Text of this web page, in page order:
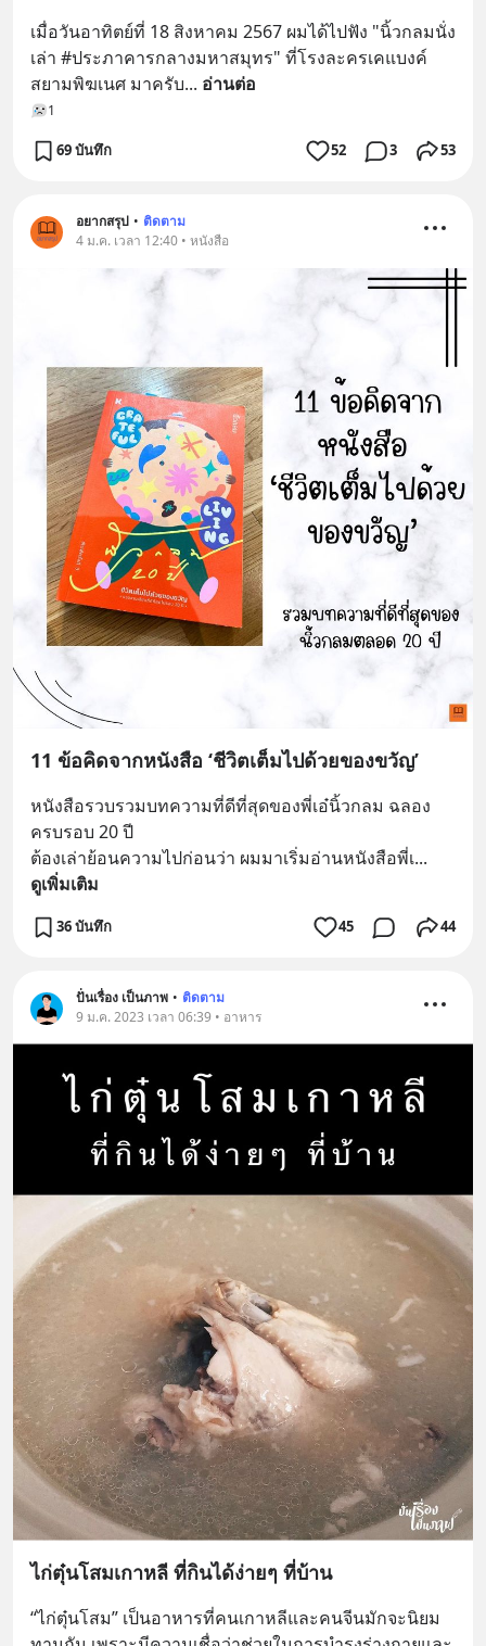
เมื่อวันอาทิตย์ที่ 18 สิงหาคม 2567 ผมได้ไปฟัง "นิ้วกลมนั่ง
เล่า #ประภาคารกลางมหาสมุทร" ที่โรงละครเคแบงค์
สยามพิฆเนศ มาครับ... อ่านต่อ
1
69 บันทึก 52 3 53
อยากสรุป • ติดตาม
4 ม.ค. เวลา 12:40 • หนังสือ
11 ข้อคิดจากหนังสือ ‘ชีวิตเต็มไปด้วยของขวัญ’
หนังสือรวบรวมบทความที่ดีที่สุดของพี่เอ๋นิ้วกลม ฉลอง
ครบรอบ 20 ปี
ต้องเล่าย้อนความไปก่อนว่า ผมมาเริ่มอ่านหนังสือพี่เ...
ดูเพิ่มเติม
36 บันทึก 45 44
ปั่นเรื่อง เป็นภาพ • ติดตาม
9 ม.ค. 2023 เวลา 06:39 • อาหาร
ไก่ตุ๋นโสมเกาหลี ที่กินได้ง่ายๆ ที่บ้าน
“ไก่ตุ๋นโสม” เป็นอาหารที่คนเกาหลีและคนจีนมักจะนิยม